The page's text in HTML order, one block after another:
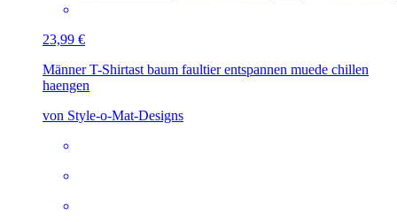
23,99 €
Männer T-Shirtast baum faultier entspannen muede chillen
haengen
von Style-o-Mat-Designs